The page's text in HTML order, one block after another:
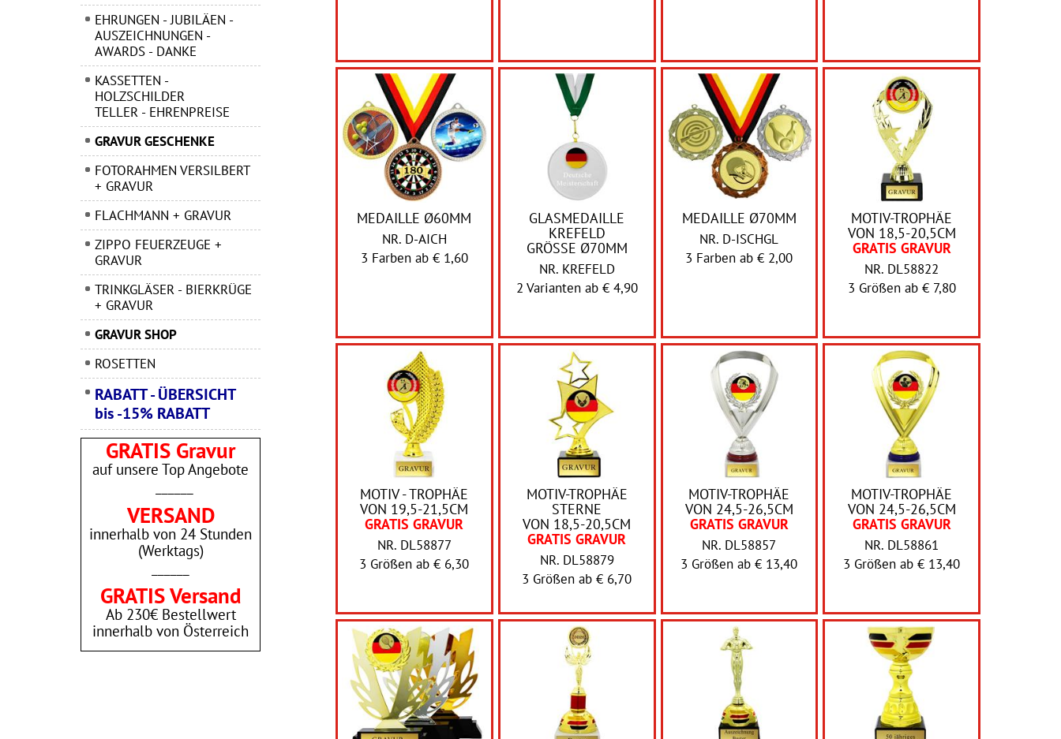
EHRUNGEN - JUBILÄEN -
AUSZEICHNUNGEN -
AWARDS - DANKE
KASSETTEN -
HOLZSCHILDER
TELLER - EHRENPREISE
GRAVUR GESCHENKE
FOTORAHMEN VERSILBERT
+ GRAVUR
FLACHMANN + GRAVUR
ZIPPO FEUERZEUGE +
GRAVUR
TRINKGLÄSER - BIERKRÜGE
+ GRAVUR
GRAVUR SHOP
ROSETTEN
RABATT - ÜBERSICHT
bis -15% RABATT
GRATIS Gravur
auf unsere Top Angebote
VERSAND
innerhalb von 24 Stunden
(Werktags)
GRATIS Versand
Ab 230€ Bestellwert
innerhalb von Österreich
MEDAILLE Ø60MM
NR. D-AICH
3 Farben ab € 1,60
GLASMEDAILLE
KREFELD
GRÖSSE Ø70MM
NR. KREFELD
2 Varianten ab € 4,90
MEDAILLE Ø70MM
NR. D-ISCHGL
3 Farben ab€ 2,00
MOTIV-TROPHÄE
VON 18,5-20,5CM
GRATIS GRAVUR
NR. DL58822
3 Größen ab € 7,80
MOTIV - TROPHÄE
VON 19,5-21,5CM
GRATIS GRAVUR
NR. DL58877
3 Größen ab€ 6,30
MOTIV-TROPHÄE
STERNE
VON 18,5-20,5CM
GRATIS GRAVUR
NR. DL58879
3 Größen ab€ 6,70
MOTIV-TROPHÄE
VON 24,5-26,5CM
GRATIS GRAVUR
NR. DL58857
3 Größen ab€ 13,40
MOTIV-TROPHÄE
VON 24,5-26,5CM
GRATIS GRAVUR
NR. DL58861
3 Größen ab€ 13,40